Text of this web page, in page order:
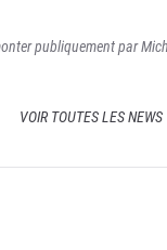
publiquement par
VOIR TOUTES LES NEWS